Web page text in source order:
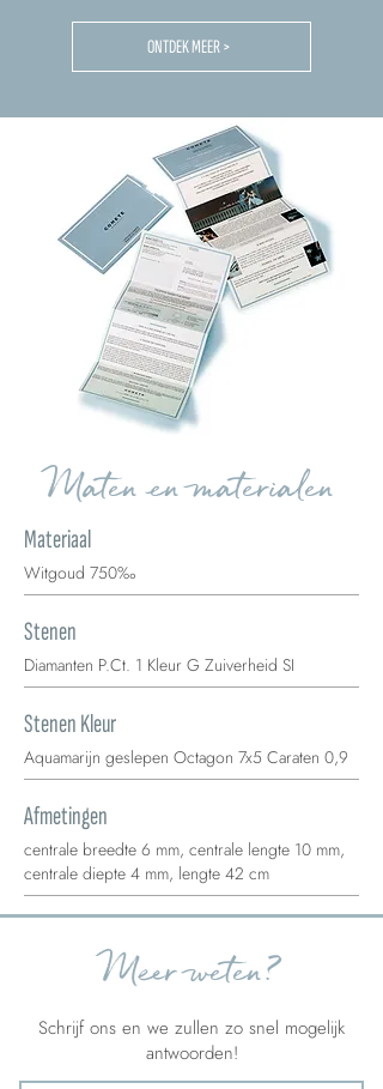
ONTDEK MEER >
Maten en materialen
Materiaal
Witgoud 750‰
Stenen
Diamanten P.Ct. 1 Kleur G Zuiverheid SI
Stenen Kleur
Aquamarijn geslepen Octagon 7x5 Caraten 0,9
Afmetingen
centrale breedte 6 mm, centrale lengte 10 mm,
centrale diepte 4 mm, lengte 42 cm
Meer weten?
Schrijf ons en we zullen zo snel mogelijk
antwoorden!